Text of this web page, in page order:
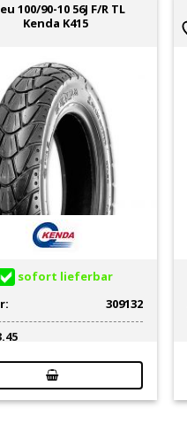
100/90-10 56J F/R TL
Kenda K415
sofort lieferbar
309132